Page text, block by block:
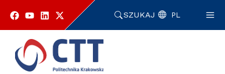
SZUKAJ PL
Strona główna
Oferta i usługi